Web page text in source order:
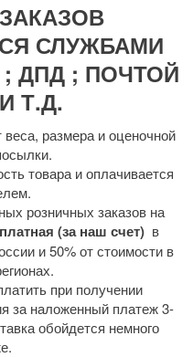
СЛУЖБАМИ
ДПД ; ПОЧТОЙ
Т.Д.
размера и оценочной
товара и оплачивается
розничных заказов на
(за наш счет) в
и 50% от стоимости в
при получении
за наложенный платеж 3-
обойдется немного